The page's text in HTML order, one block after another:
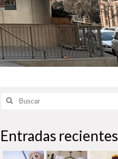
Buscar
por:
Entradas recientes